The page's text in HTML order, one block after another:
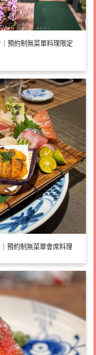
預約制無菜單料理限定
預約制無菜單會席料理